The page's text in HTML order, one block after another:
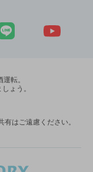
転。
ょう。
はご遠慮ください。